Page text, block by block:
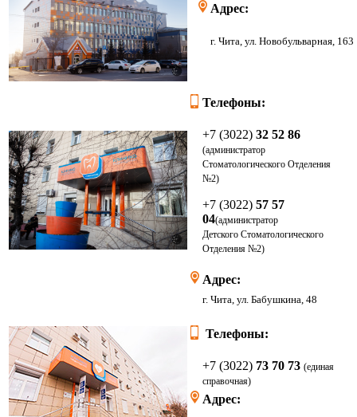
Адрес:
г. Чита, ул.
Телефоны:
+7 (3022) 32 52 86
(администратор
Стоматологического Отделения
№2)
+7 (3022) 57 57
04(администратор
Детского Стоматологического
Отделения №2)
Адрес:
г. Чита, ул. Бабушкина, 48
Телефоны:
+7 (3022) 73 70 73 (единая
справочная)
Адрес: